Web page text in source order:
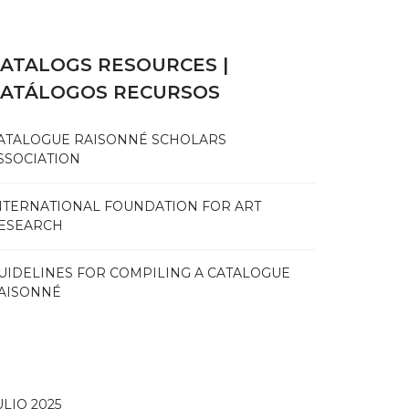
RESOURCES |
RECURSOS
RAISONNÉ SCHOLARS
FOUNDATION FOR ART
FOR COMPILING A CATALOGUE
2025